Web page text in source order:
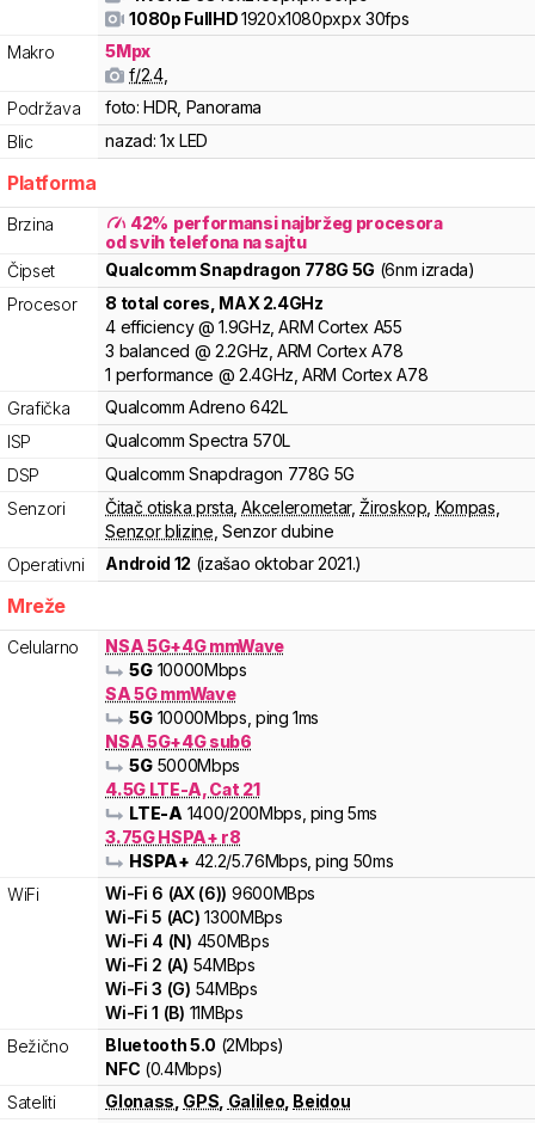
1080p FullHD1920x1080pxpx30fps
Makro
5Mpx
f/2.4,
Podržava
foto: HDR, Panorama
Blic
nazad: 1x LED
Platforma
Brzina 42% performansi najbržeg procesora
od svih telefona na sajtu
Čipset
QualcommSnapdragon 778G 5G (6nm izrada)
Procesor
8 total cores , MAX 2.4GHz
4 efficiency @ 1.9GHz,ARM Cortex A55
3 balanced @ 2.2GHz,ARM Cortex A78
1 performance @ 2.4GHz,ARM Cortex A78
Grafička
Qualcomm Adreno 642L
ISP
Qualcomm Spectra 570L
DSP
Qualcomm Snapdragon 778G 5G
Senzori
Čitač otiska prsta ,Akcelerometar,Žiroskop Kompas
Senzor blizine Senzor dubine
Operativni
Android 12 (izašao oktobar 2021.)
Mreže
Celularno
NSA 5G+4G mmWave
5G 10000Mbps
SA 5G mmWave
5G 10000Mbps , ping 1ms
NSA 5G+4G sub6
5G 5000Mbps
4.5G LTE-A, Cat 21
LTE-A 1400/200Mbps , ping 5ms
3.75G HSPA+ r8
HSPA+ 42.2/5.76Mbps , ping 50ms
WiFi
Wi-Fi 6 (AX (6)) 9600MBps
Wi-Fi5 (AC) 1300MBps
Wi-Fi 4 (N) 450MBps
Wi-Fi 2 (A) 54MBps
Wi-Fi3 (G) 54MBps
Wi-Fi1 (B) 11MBps
Bežično
Bluetooth 5.0 (2Mbps)
NFC (0.4Mbps)
Sateliti
Glonass GPS Galileo Beidou